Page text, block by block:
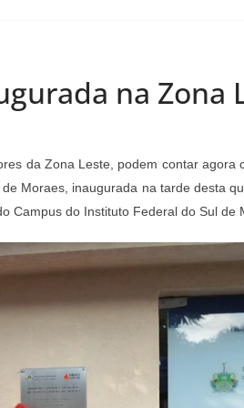
na Zona
da Zona Leste, podem contar agora
Moraes, inaugurada na tarde desta
Campus do Instituto Federal do Sul de